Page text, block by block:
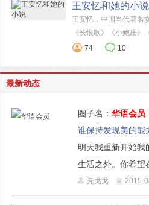
王安忆和她的小说
王安忆，中国当代著名
《长恨歌》《小鲍庄》
74
10
最新动态
圈子名： 华语会员
谁保持发现美的能
明天我重新开始我
生活之外。你希望
亮戈戈 2015-